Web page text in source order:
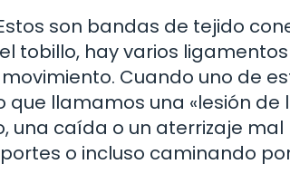
son bandas de tejido
tobillo, hay varios
Cuando uno de
llamamos una «lesión de
caída o un aterrizaje mal
o incluso caminando